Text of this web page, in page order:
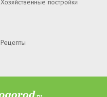
Хозяйственные постройки
Рецепты